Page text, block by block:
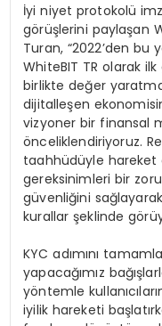
İyi niyet protokolü
görüşlerini paylaşan
Turan, “2022’den bu
WhiteBIT TR olarak
birlikte değer
dijitalleşen
vizyoner bir finansal
önceliklendiriyoruz.
taahhüdüyle hareket
gereksinimleri bir
güvenliğini
kurallar şeklinde
KYC adımını
yapacağımız
yöntemle
iyilik hareketi